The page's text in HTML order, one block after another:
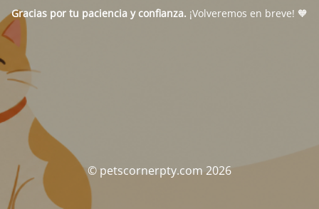
Gracias por tu paciencia y confianza. ¡Volveremos en breve! 🧡
© petscornerpty.com 2026